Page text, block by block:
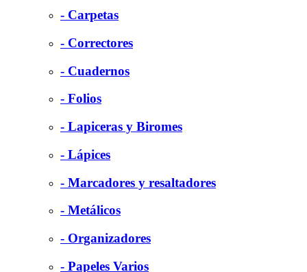
- Carpetas
- Correctores
- Cuadernos
- Folios
- Lapiceras y Biromes
- Lápices
- Marcadores y resaltadores
- Metálicos
- Organizadores
- Papeles Varios